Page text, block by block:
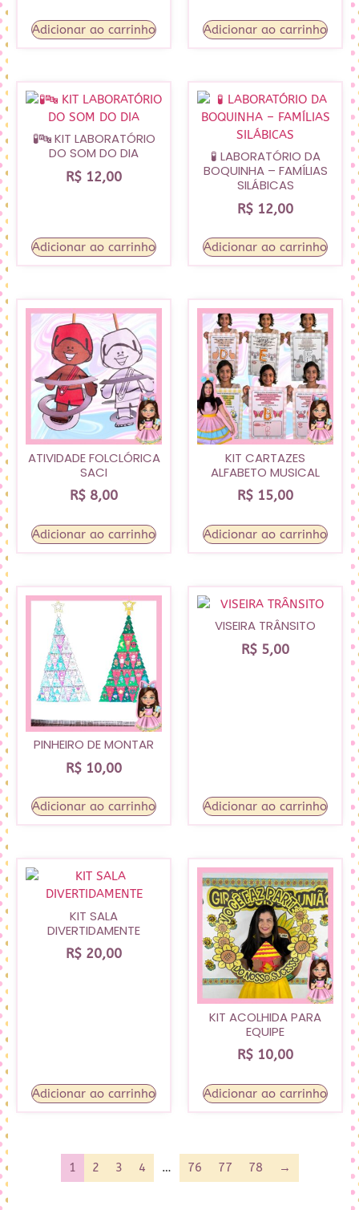
Adicionar ao carrinho Adicionar ao carrinho
🧪🔤 KIT LABORATÓRIO
DO SOM DO DIA
R$ 12,00
Adicionar ao carrinho
🧪 LABORATÓRIO DA
BOQUINHA – FAMÍLIAS
SILÁBICAS
R$ 12,00
Adicionar ao carrinho
ATIVIDADE FOLCLÓRICA
SACI
R$ 8,00
Adicionar ao carrinho
KIT CARTAZES
ALFABETO MUSICAL
R$ 15,00
Adicionar ao carrinho
PINHEIRO DE MONTAR
R$ 10,00
Adicionar ao carrinho
VISEIRA TRÂNSITO
R$ 5,00
Adicionar ao carrinho
KIT SALA
DIVERTIDAMENTE
R$ 20,00
Adicionar ao carrinho
KIT ACOLHIDA PARA
EQUIPE
R$ 10,00
Adicionar ao carrinho
1 2 3 4 … 76 77 78 →